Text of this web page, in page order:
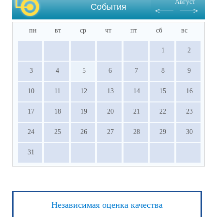
других олимпиадах, входящих в перечень
Министерства просвещения РФ.
События
Август
пн вт ср чт пт сб вс
1 2
3 4 5 6 7 8 9
10 11 12 13 14 15 16
17 18 19 20 21 22 23
24 25 26 27 28 29 30
31
Независимая оценка качества